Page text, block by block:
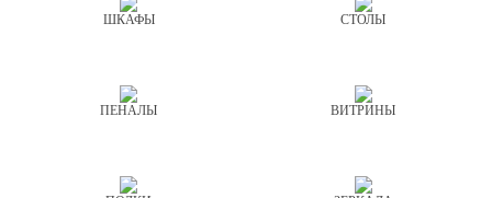
ШКАФЫ СТОЛЫ
ПЕНАЛЫ ВИТРИНЫ